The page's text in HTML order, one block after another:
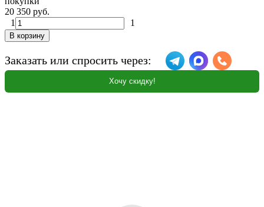
20 350 руб.
1
1
В корзину
Заказать или спросить через:
Хочу скидку!